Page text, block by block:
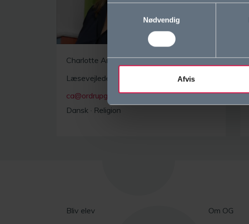
Nødvendig
Afvis
Charlotte Andresen (CA)
Læsevejleder, lærer
ca@ordrupgym.dk
Dansk · Religion
Bliv elev Om OG